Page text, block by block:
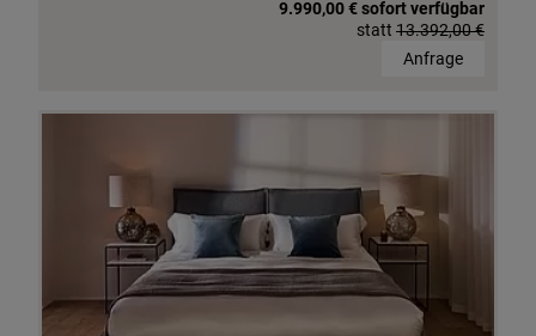
9.990,00 € sofort verfügbar
statt 13.392,00 €
Anfrage